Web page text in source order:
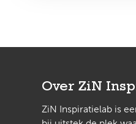
Over ZiN
ZiN Inspiratielab is